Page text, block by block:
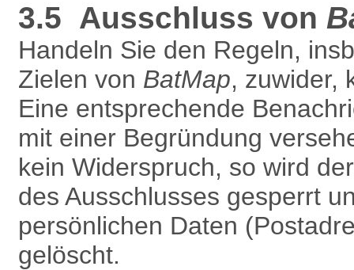
3.5 Ausschluss von
Handeln Sie den Regeln,
Zielen von BatMap, zuwider,
Eine entsprechende
mit einer Begründung
kein Widerspruch, so wird
des Ausschlusses gesperrt
persönlichen Daten
gelöscht.